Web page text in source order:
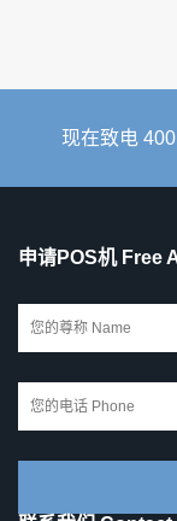
现在致电
申请POS机 Free